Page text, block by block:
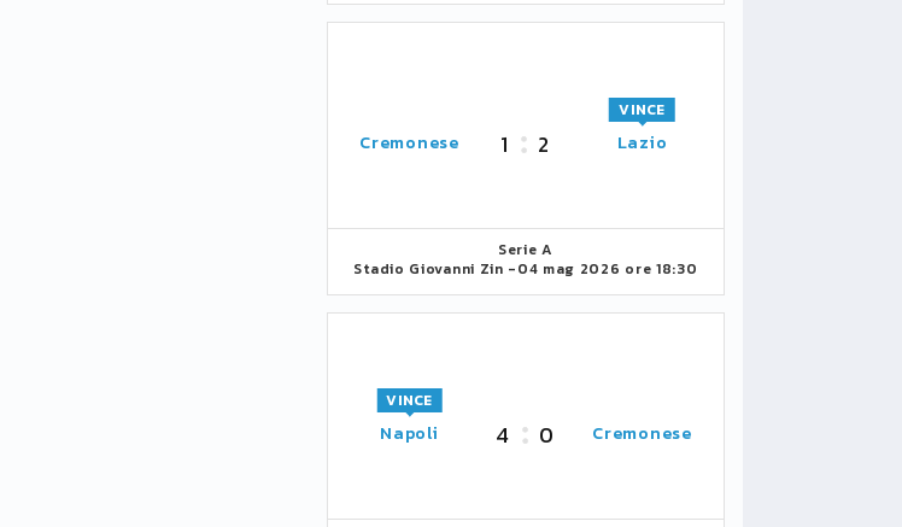
Cremonese 1 2 Lazio
VINCE
Serie A
Stadio Giovanni Zin -04 mag 2026 ore 18:30
Napoli
VINCE
4 0 Cremonese